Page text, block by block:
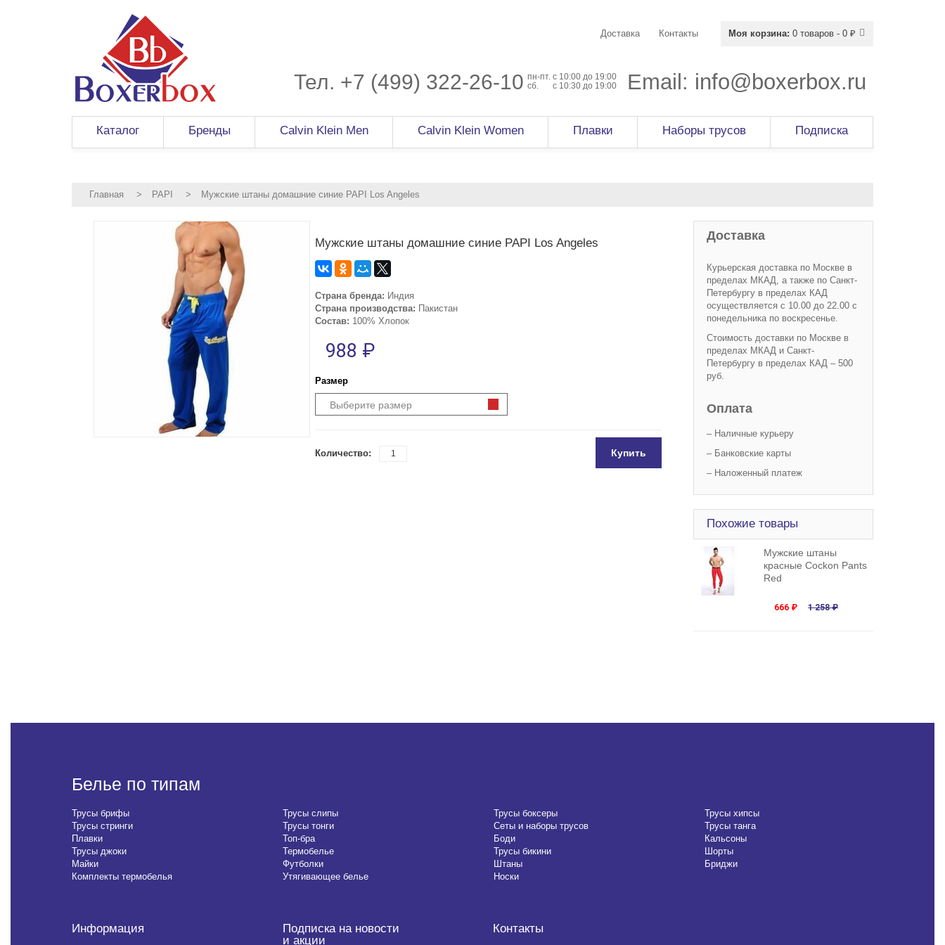
Моя корзина: 0 товаров - 0 ₽
Доставка Контакты
Тел. +7 (499) 322-26-10 пн-пт. c 10:00 до 19:00
сб.
с 10:30 до 19:00 Email: info@boxerbox.ru
Каталог Бренды Calvin Klein Men Calvin Klein Women Плавки Наборы трусов Подписка
Главная > PAPI > Мужские штаны домашние синие PAPI Los Angeles
Доставка
Курьерская доставка по Москве в
пределах МКАД, а также по Санкт-
Петербургу в пределах КАД
осуществляется с 10.00 до 22.00 с
понедельника по воскресенье.
Стоимость доставки по Москве в
пределах МКАД и Санкт-
Петербургу в пределах КАД – 500
руб.
Оплата
– Наличные курьеру
– Банковские карты
– Наложенный платеж
Похожие товары
Мужские штаны
красные Cockon Pants
Red
666 ₽ 1 258 ₽
Мужские штаны домашние синие PAPI Los Angeles
Страна бренда: Индия
Страна производства: Пакистан
Состав: 100% Хлопок
988 ₽
Размер
Выберите размер
Количество: Купить
Белье по типам
Трусы брифы Трусы слипы Трусы боксеры
Трусы хипсы
Трусы стринги
Трусы тонги Сеты и наборы трусов
Трусы танга
Плавки
Топ-бра Боди
Кальсоны
Трусы джоки
Термобелье Трусы бикини
Шорты
Майки
Футболки Штаны
Бриджи
Комплекты термобелья
Утягивающее белье Носки
Информация
Подписка на новости
и акции
Контакты